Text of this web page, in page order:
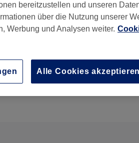
bereitzustellen und unseren
über die Nutzung unserer
Werbung und Analysen weiter.
Alle Cookies